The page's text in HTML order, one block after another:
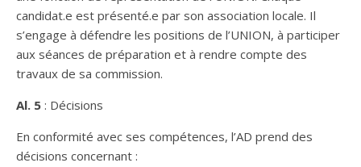
candidat.e est présenté.e par son association locale. Il
s’engage à défendre les positions de l’UNION, à participer
aux séances de préparation et à rendre compte des
travaux de sa commission.
Al. 5 : Décisions
En conformité avec ses compétences, l’AD prend des
décisions concernant :